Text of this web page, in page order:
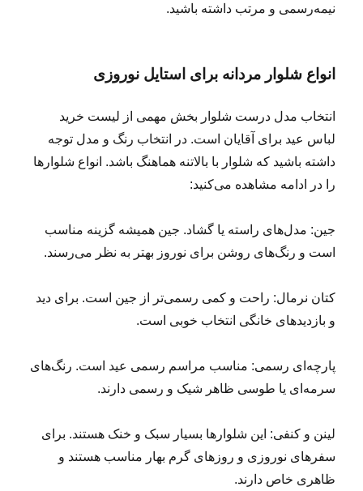
نیمه‌رسمی و مرتب داشته باشید.
انواع شلوار مردانه برای استایل نوروزی
انتخاب مدل درست شلوار بخش مهمی از لیست خرید
لباس عید برای آقایان است. در انتخاب رنگ و مدل توجه
داشته باشید که شلوار با بالاتنه هماهنگ باشد. انواع شلوارها
را در ادامه مشاهده می‌کنید:
جین: مدل‌های راسته یا گشاد. جین همیشه گزینه مناسب
است و رنگ‌های روشن برای نوروز بهتر به نظر می‌رسند.
کتان نرمال: راحت و کمی رسمی‌تر از جین است. برای دید
و بازدیدهای خانگی انتخاب خوبی است.
پارچه‌ای رسمی: مناسب مراسم رسمی عید است. رنگ‌های
سرمه‌ای یا طوسی ظاهر شیک و رسمی دارند.
لینن و کنفی: این شلوارها بسیار سبک و خنک هستند. برای
سفرهای نوروزی و روزهای گرم بهار مناسب‌ هستند و
ظاهری خاص دارند.